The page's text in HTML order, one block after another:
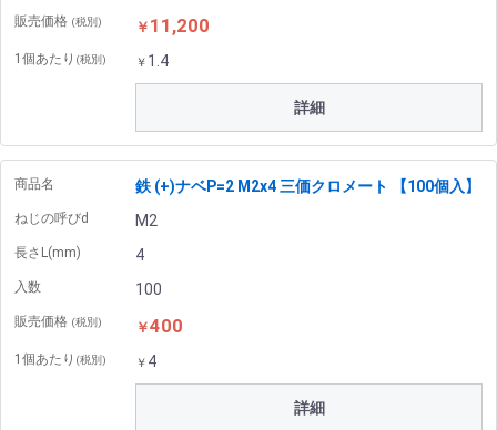
販売価格 (税別) ￥ 11,200
1個あたり (税別) ￥ 1.4
詳細
商品名 鉄 (+)ナベP=2 M2x4 三価クロメート 【100個入】
ねじの呼びd M2
長さL(mm) 4
入数 100
販売価格 (税別) ￥400
1個あたり (税別) ￥ 4
詳細